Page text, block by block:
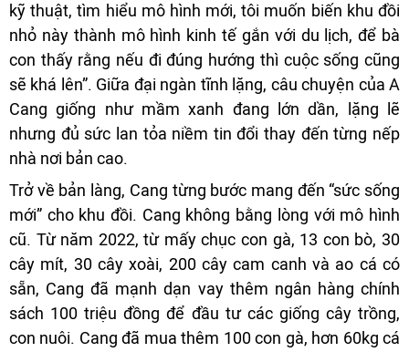
kỹ thuật, tìm hiểu mô hình mới, tôi muốn biến khu đồi
nhỏ này thành mô hình kinh tế gắn với du lịch, để bà
con thấy rằng nếu đi đúng hướng thì cuộc sống cũng
sẽ khá lên”. Giữa đại ngàn tĩnh lặng, câu chuyện của A
Cang giống như mầm xanh đang lớn dần, lặng lẽ
nhưng đủ sức lan tỏa niềm tin đổi thay đến từng nếp
nhà nơi bản cao.
Trở về bản làng, Cang từng bước mang đến “sức sống
mới” cho khu đồi. Cang không bằng lòng với mô hình
cũ. Từ năm 2022, từ mấy chục con gà, 13 con bò, 30
cây mít, 30 cây xoài, 200 cây cam canh và ao cá có
sẵn, Cang đã mạnh dạn vay thêm ngân hàng chính
sách 100 triệu đồng để đầu tư các giống cây trồng,
con nuôi. Cang đã mua thêm 100 con gà, hơn 60kg cá